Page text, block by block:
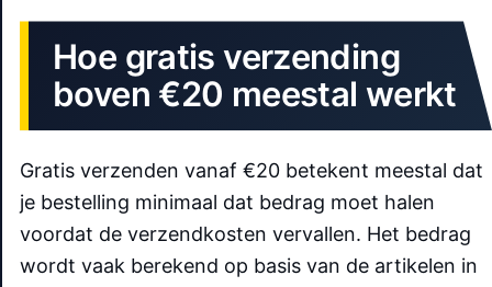
Hoe gratis verzending
boven €20 meestal werkt
Gratis verzenden vanaf €20 betekent meestal dat
je bestelling minimaal dat bedrag moet halen
voordat de verzendkosten vervallen. Het bedrag
wordt vaak berekend op basis van de artikelen in